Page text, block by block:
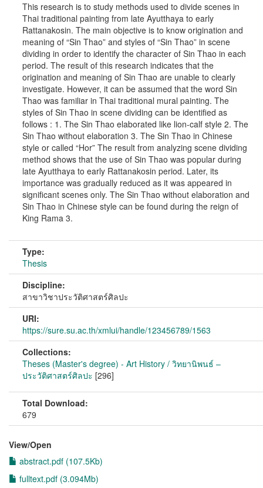
This research is to study methods used to divide scenes in
Thai traditional painting from late Ayutthaya to early
Rattanakosin. The main objective is to know origination and
meaning of “Sin Thao” and styles of “Sin Thao” in scene
dividing in order to identify the character of Sin Thao in each
period. The result of this research indicates that the
origination and meaning of Sin Thao are unable to clearly
investigate. However, it can be assumed that the word Sin
Thao was familiar in Thai traditional mural painting. The
styles of Sin Thao in scene dividing can be identified as
follows : 1. The Sin Thao elaborated like lion-calf style 2. The
Sin Thao without elaboration 3. The Sin Thao in Chinese
style or called “Hor” The result from analyzing scene dividing
method shows that the use of Sin Thao was popular during
late Ayutthaya to early Rattanakosin period. Later, its
importance was gradually reduced as it was appeared in
significant scenes only. The Sin Thao without elaboration and
Sin Thao in Chinese style can be found during the reign of
King Rama 3.
Type:
Thesis
Discipline:
สาขาวิชาประวัติศาสตร์ศิลปะ
URI:
https://sure.su.ac.th/xmlui/handle/123456789/1563
Collections:
Theses (Master's degree) - Art History / วิทยานิพนธ์ –
ประวัติศาสตร์ศิลปะ [296]
Total Download:
679
View/Open
abstract.pdf (107.5Kb)
fulltext.pdf (3.094Mb)